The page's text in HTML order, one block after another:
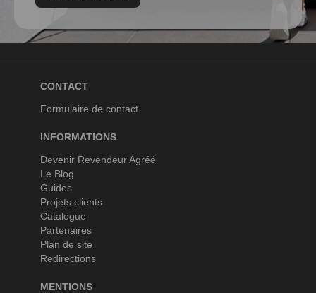
CONTACT
Formulaire de contact
INFORMATIONS
Devenir Revendeur Agréé
Le Blog
Guides
Projets clients
Catalogue
Partenaires
Plan de site
Redirections
MENTIONS